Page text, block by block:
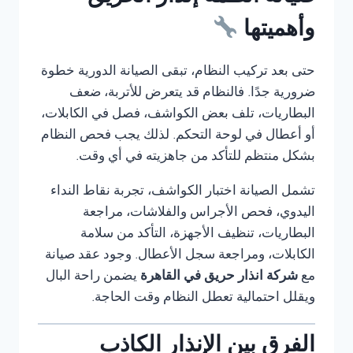
وأهميتها
حتى بعد تركيب النظام، تبقى الصيانة الدورية خطوة
ضرورية جدًا. فالنظام قد يتعرض للأتربة، ضعف
البطاريات، تلف بعض الكواشف، فصل في الكابلات،
أو أعطال في لوحة التحكم. لذلك يجب فحص النظام
بشكل منتظم للتأكد من جاهزيته في أي وقت.
تشمل الصيانة اختبار الكواشف، تجربة نقاط النداء
اليدوي، فحص الأجراس والفلاشات، مراجعة
البطاريات، تنظيف الأجهزة، التأكد من سلامة
الكابلات، ومراجعة سجل الأعطال. وجود عقد صيانة
مع شركة انذار حريق في القاهرة يضمن راحة البال
ويقلل احتمالية تعطل النظام وقت الحاجة.
الفرق بين الإنذار الكاذب